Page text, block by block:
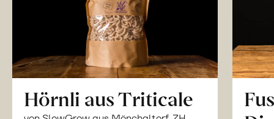
Hörnli aus Triticale